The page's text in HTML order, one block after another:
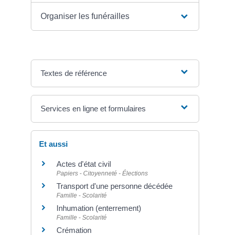
Organiser les funérailles
Textes de référence
Services en ligne et formulaires
Et aussi
Actes d'état civil
Papiers - Citoyenneté - Élections
Transport d'une personne décédée
Famille - Scolarité
Inhumation (enterrement)
Famille - Scolarité
Crémation